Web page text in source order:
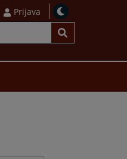
Prijava